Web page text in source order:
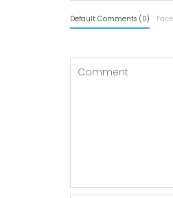
Default Comments (0)